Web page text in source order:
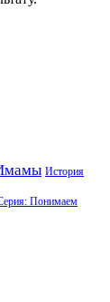
История
Понимаем